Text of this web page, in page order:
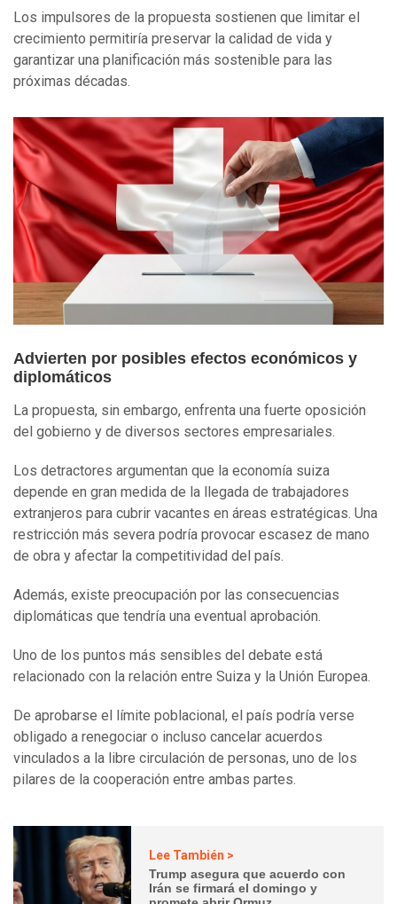
Los impulsores de la propuesta sostienen que limitar el
crecimiento permitiría preservar la calidad de vida y
garantizar una planificación más sostenible para las
próximas décadas.
Advierten por posibles efectos económicos y
diplomáticos
La propuesta, sin embargo, enfrenta una fuerte oposición
del gobierno y de diversos sectores empresariales.
Los detractores argumentan que la economía suiza
depende en gran medida de la llegada de trabajadores
extranjeros para cubrir vacantes en áreas estratégicas. Una
restricción más severa podría provocar escasez de mano
de obra y afectar la competitividad del país.
Además, existe preocupación por las consecuencias
diplomáticas que tendría una eventual aprobación.
Uno de los puntos más sensibles del debate está
relacionado con la relación entre Suiza y la Unión Europea.
De aprobarse el límite poblacional, el país podría verse
obligado a renegociar o incluso cancelar acuerdos
vinculados a la libre circulación de personas, uno de los
pilares de la cooperación entre ambas partes.
Lee También >
Trump asegura que acuerdo con
Irán se firmará el domingo y